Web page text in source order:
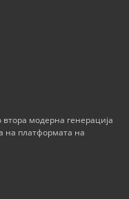
модерна генерација
на платформата на